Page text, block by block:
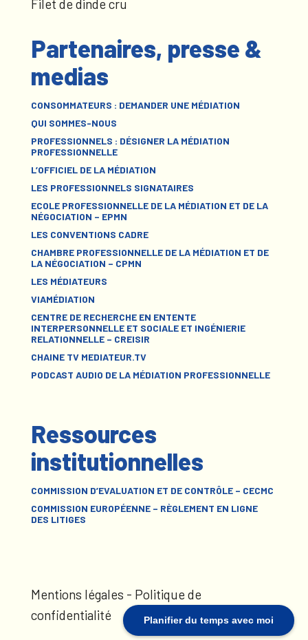
Planifier du temps avec moi
Filet de dinde cru
Partenaires, presse &
medias
CONSOMMATEURS : DEMANDER UNE MÉDIATION
QUI SOMMES-NOUS
PROFESSIONNELS : DÉSIGNER LA MÉDIATION
PROFESSIONNELLE
L’OFFICIEL DE LA MÉDIATION
LES PROFESSIONNELS SIGNATAIRES
ECOLE PROFESSIONNELLE DE LA MÉDIATION ET DE LA
NÉGOCIATION – EPMN
LES CONVENTIONS CADRE
CHAMBRE PROFESSIONNELLE DE LA MÉDIATION ET DE
LA NÉGOCIATION – CPMN
LES MÉDIATEURS
VIAMÉDIATION
CENTRE DE RECHERCHE EN ENTENTE
INTERPERSONNELLE ET SOCIALE ET INGÉNIERIE
RELATIONNELLE – CREISIR
CHAINE TV MEDIATEUR.TV
PODCAST AUDIO DE LA MÉDIATION PROFESSIONNELLE
Ressources
institutionnelles
COMMISSION D’EVALUATION ET DE CONTRÔLE – CECMC
COMMISSION EUROPÉENNE – RÈGLEMENT EN LIGNE
DES LITIGES
Mentions légales - Politique de
confidentialité